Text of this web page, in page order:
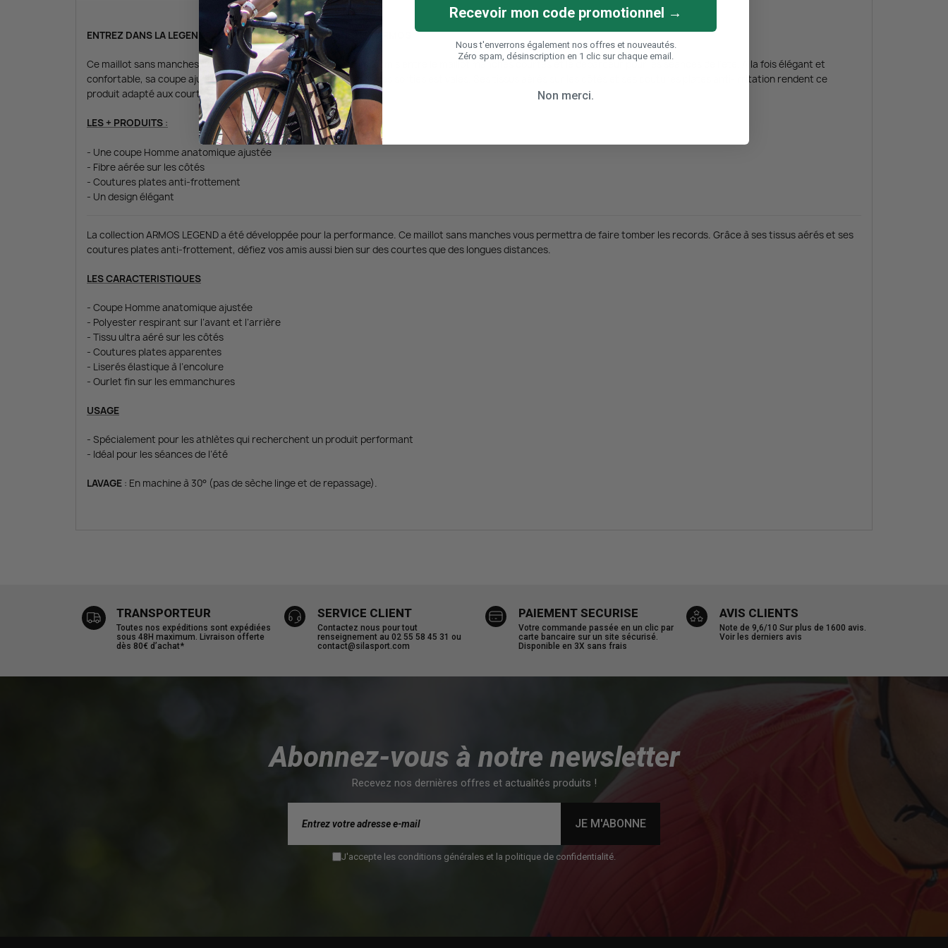
ENTREZ DANS LA LEGENDE AVEC CE MAILLOT SANS MANCHES ARMOS !
Ce maillot sans manches de la marque ARMOS est le juste compromis entre le maillot manches courtes et le débardeur pour les séances de l’été. A la fois élégant et
confortable, sa coupe ajustée vous permettra de performer sur des sorties estivales. Ses tissus aérés sur les côtés et ses coutures plates anti-irritation rendent ce
produit adapté aux courtes et longues distances.
LES + PRODUITS :
- Une coupe Homme anatomique ajustée
- Fibre aérée sur les côtés
- Coutures plates anti-frottement
- Un design élégant
La collection ARMOS LEGEND a été développée pour la performance. Ce maillot sans manches vous permettra de faire tomber les records. Grâce à ses tissus aérés et ses
coutures plates anti-frottement, défiez vos amis aussi bien sur des courtes que des longues distances.
LES CARACTERISTIQUES
- Coupe Homme anatomique ajustée
- Polyester respirant sur l’avant et l’arrière
- Tissu ultra aéré sur les côtés
- Coutures plates apparentes
- Liserés élastique à l’encolure
- Ourlet fin sur les emmanchures
USAGE
- Spécialement pour les athlètes qui recherchent un produit performant
- Idéal pour les séances de l’été
LAVAGE : En machine à 30° (pas de sèche linge et de repassage).
TRANSPORTEUR
Toutes nos expéditions sont expédiées
sous 48H maximum. Livraison offerte
dès 80€ d’achat*
SERVICE CLIENT
Contactez nous pour tout
renseignement au 02 55 58 45 31 ou
contact@silasport.com
PAIEMENT SECURISE
Votre commande passée en un clic par
carte bancaire sur un site sécurisé.
Disponible en 3X sans frais
AVIS CLIENTS
Note de 9,6/10 Sur plus de 1600 avis.
Voir les derniers avis
Abonnez-vous à notre newsletter
Recevez nos dernières offres et actualités produits !
JE M'ABONNE
J'accepte les conditions générales et la politique de confidentialité.
Recevoir mon code promotionnel →
Nous t'enverrons également nos offres et nouveautés.
Zéro spam, désinscription en 1 clic sur chaque email.
Non merci.